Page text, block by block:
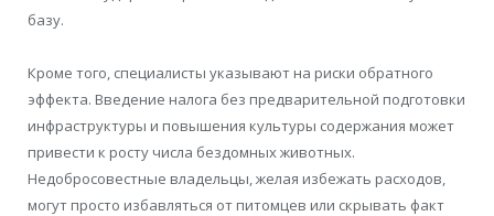
базу.
Кроме того, специалисты указывают на риски обратного
эффекта. Введение налога без предварительной подготовки
инфраструктуры и повышения культуры содержания может
привести к росту числа бездомных животных.
Недобросовестные владельцы, желая избежать расходов,
могут просто избавляться от питомцев или скрывать факт